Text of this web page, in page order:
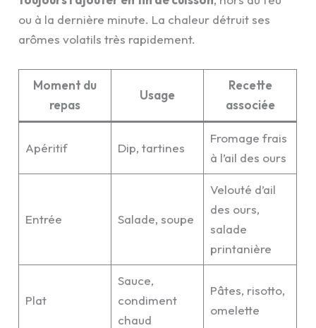
ou à la dernière minute. La chaleur détruit ses
arômes volatils très rapidement.
Moment du
repas
Usage
Recette
associée
Apéritif Dip, tartines
Fromage frais
à l’ail des ours
Entrée Salade, soupe
Velouté d’ail
des ours,
salade
printanière
Plat
Sauce,
condiment
chaud
Pâtes, risotto,
omelette